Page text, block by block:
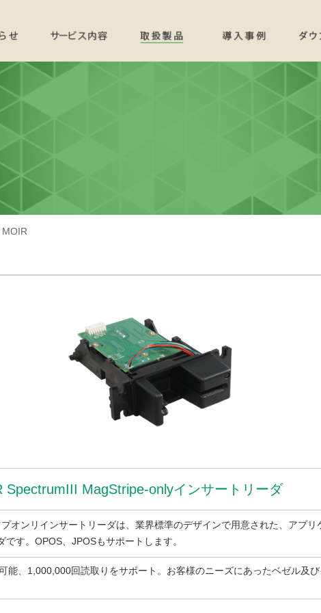
MOIR
SpectrumIII MagStripe-onlyインサートリーダ
オンリインサートリーダは、業界標準のデザインで用意された、アプリ
です。OPOS、JPOSもサポートします。
能、1,000,000回読取りをサポート。お客様のニーズにあったベゼル及